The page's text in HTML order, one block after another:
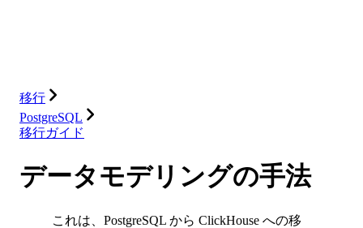
移行
PostgreSQL
移行ガイド
データモデリングの手法
これは、PostgreSQL から ClickHouse への移